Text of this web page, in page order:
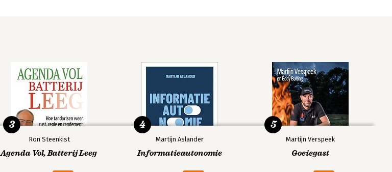
Ron Steenkist
Agenda Vol, Batterij Leeg
3
Martijn Aslander
Informatieautonomie
4
Martijn Verspeek
Goeiegast
5